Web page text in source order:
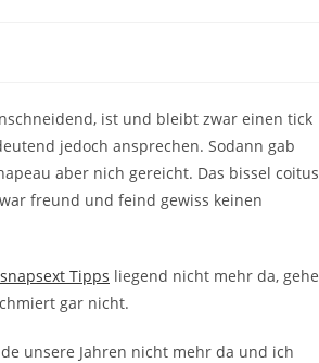
ist und bleibt zwar einen tick
jedoch ansprechen. Sodann gab
aber nich gereicht. Das bissel coitus
freund und feind gewiss keinen
snapsext Tipps liegend nicht mehr da, gehe
gar nicht.
unsere Jahren nicht mehr da und ich